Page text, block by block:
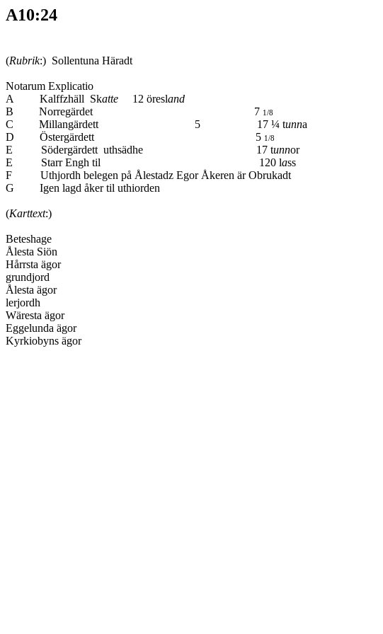
A10:24
(Rubrik:) Sollentuna Häradt
Notarum Explicatio
A Kalffzhäll Skatte 12 öresland
B Norregärdet 7 1/8
C Millangärdett 5 17 ¼ tunna
D Östergärdett 5 1/8
E Södergärdett uthsädhe 17 tunnor
E Starr Engh til 120 lass
F Uthjordh belegen på Ålestadz Egor Åkeren är Obrukadt
G Igen lagd åker til uthiorden
(Karttext:)
Beteshage
Ålesta Siön
Hårrsta ägor
grundjord
Ålesta ägor
lerjordh
Wäresta ägor
Eggelunda ägor
Kyrkiobyns ägor